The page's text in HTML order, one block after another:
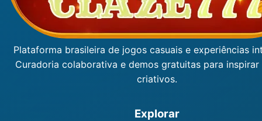
Plataforma brasileira de jogos casuais e experiências
Curadoria colaborativa e demos gratuitas para
criativos.
Explorar